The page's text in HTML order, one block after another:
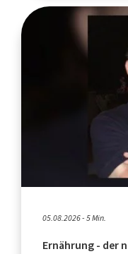
05.08.2026 - 5 Min.
Ernährung - der